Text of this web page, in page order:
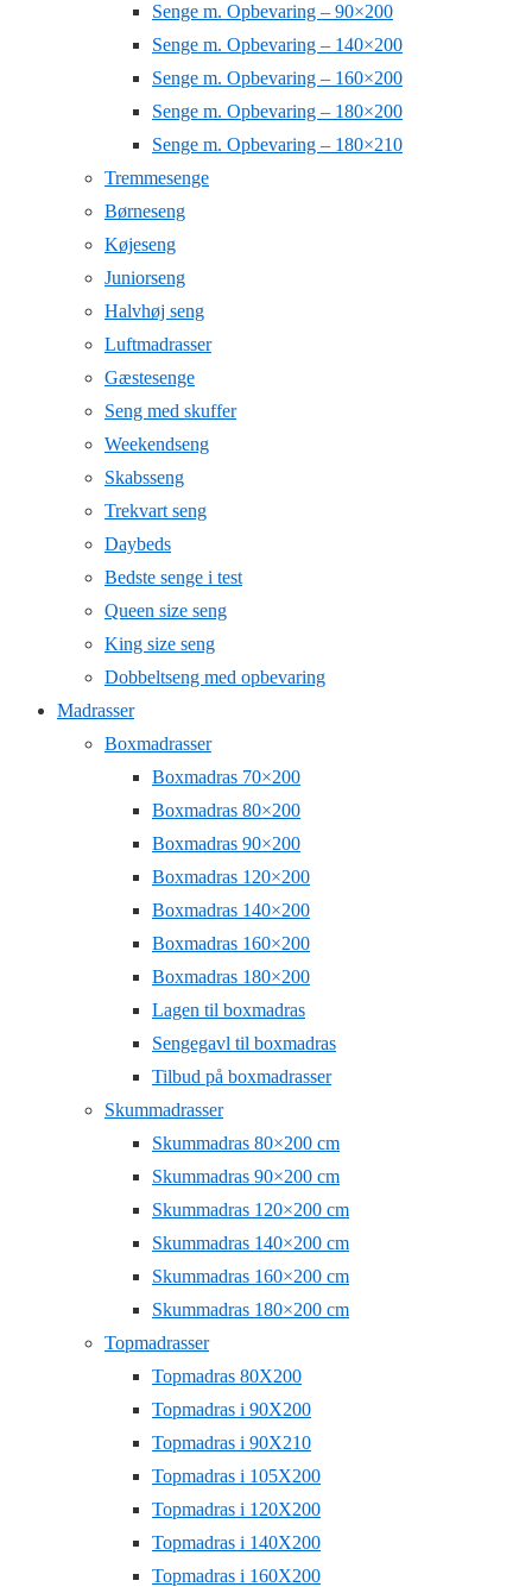
Senge m. Opbevaring – 90×200
Senge m. Opbevaring – 140×200
Senge m. Opbevaring – 160×200
Senge m. Opbevaring – 180×200
Senge m. Opbevaring – 180×210
Tremmesenge
Børneseng
Køjeseng
Juniorseng
Halvhøj seng
Luftmadrasser
Gæstesenge
Seng med skuffer
Weekendseng
Skabsseng
Trekvart seng
Daybeds
Bedste senge i test
Queen size seng
King size seng
Dobbeltseng med opbevaring
Madrasser
Boxmadrasser
Boxmadras 70×200
Boxmadras 80×200
Boxmadras 90×200
Boxmadras 120×200
Boxmadras 140×200
Boxmadras 160×200
Boxmadras 180×200
Lagen til boxmadras
Sengegavl til boxmadras
Tilbud på boxmadrasser
Skummadrasser
Skummadras 80×200 cm
Skummadras 90×200 cm
Skummadras 120×200 cm
Skummadras 140×200 cm
Skummadras 160×200 cm
Skummadras 180×200 cm
Topmadrasser
Topmadras 80X200
Topmadras i 90X200
Topmadras i 90X210
Topmadras i 105X200
Topmadras i 120X200
Topmadras i 140X200
Topmadras i 160X200